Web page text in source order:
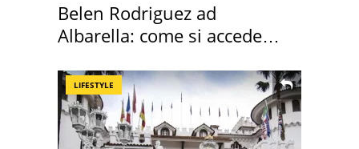
Belen Rodriguez ad
Albarella: come si accede
LIFESTYLE